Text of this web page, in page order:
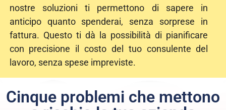
nostre soluzioni ti permettono di sapere in
anticipo quanto spenderai, senza sorprese in
fattura. Questo ti dà la possibilità di pianificare
con precisione il costo del tuo consulente del
lavoro, senza spese impreviste.
Cinque problemi che mettono